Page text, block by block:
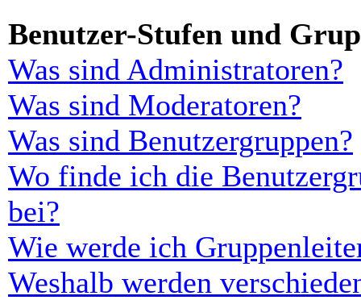
Benutzer-Stufen und
Was sind Administratoren?
Was sind Moderatoren?
Was sind Benutzergruppen?
Wo finde ich die
bei?
Wie werde ich
Weshalb werden